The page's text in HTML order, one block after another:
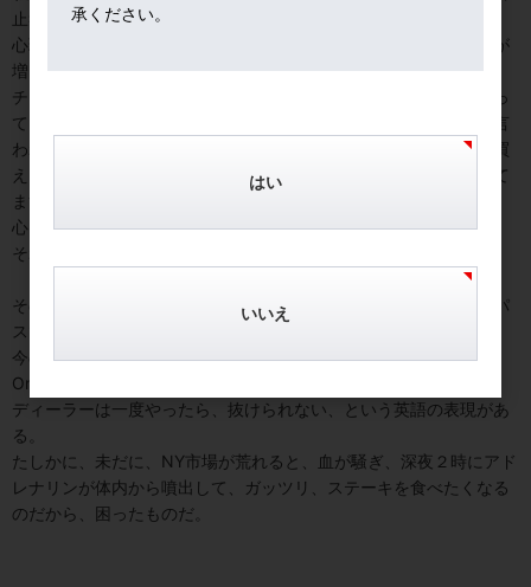
止符を打った。
心理的にも、３０歳の後半になると、瞬時の売買判断に迷うことが
増え、そろそろディーラー引退を考えたのだ。
チーフ・アシスタント・ディーラー（女性）とたまたま昼食をとっ
ていたとき、彼女がボソリと「豊島さん、最近どもりますね」と言
われ、瞬間反発したが、「トレーディングルームで売れ、とか、買
えとか叫ぶとき、う、う、売れ！とか、か、か、買え！とか言って
ます」と冷静に言われ、ハッとした。
心当たりが胸の底にあったからだ。
それがディーラー引退のキッカケだった。
その後は、プロ野球でいえば、元監督でベンチ内のお出入りは顔パ
スで自由みたいな立場になった。
今のディーラーにはあり得ない体験であった。
Once a dealer, always a dealer
ディーラーは一度やったら、抜けられない、という英語の表現があ
る。
たしかに、未だに、NY市場が荒れると、血が騒ぎ、深夜２時にアド
レナリンが体内から噴出して、ガッツリ、ステーキを食べたくなる
のだから、困ったものだ。
承ください。
はい
いいえ